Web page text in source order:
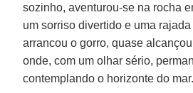
sozinho, aventurou-se na rocha
um sorriso divertido e uma
arrancou o gorro, quase
onde, com um olhar sério,
contemplando o horizonte do mar.